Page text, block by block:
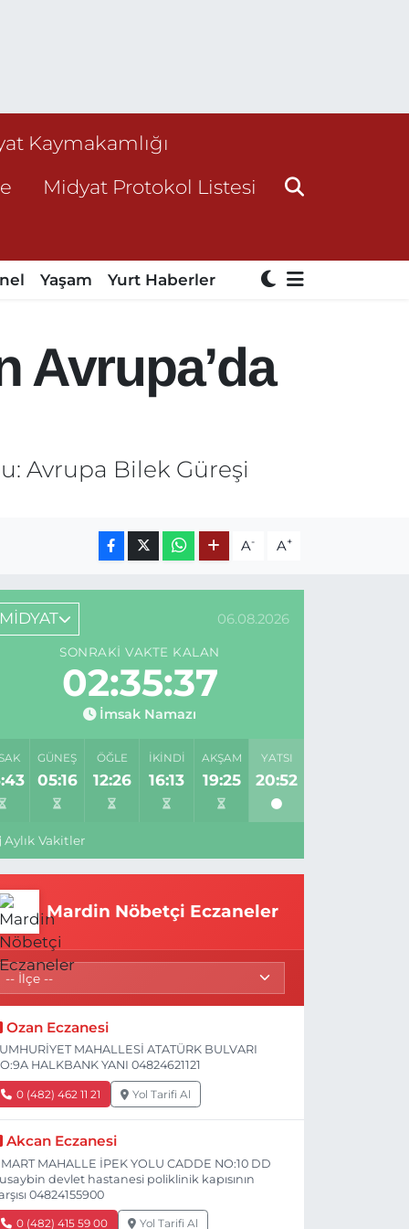
Kaymakamlığı
Midyat Protokol Listesi
Yaşam Yurt Haberler
Avrupa’da
Avrupa Bilek Güreşi
A- A+
MİDYAT 06.08.2026
SONRAKI VAKTE KALAN
02:35:37
İmsak Namazı
GÜNEŞ
05:16
ÖĞLE
12:26
İKINDI
16:13
AKŞAM
19:25
YATSI
20:52
Aylık Vakitler
Mardin Nöbetçi Eczaneler
Ozan Eczanesi
MAHALLESİ ATATÜRK BULVARI
HALKBANK YANI 04824621121
0 (482) 462 11 21 Yol Tarifi Al
Akcan Eczanesi
MAHALLE İPEK YOLU CADDE NO:10 DD
devlet hastanesi poliklinik kapısının
04824155900
0 (482) 415 59 00 Yol Tarifi Al